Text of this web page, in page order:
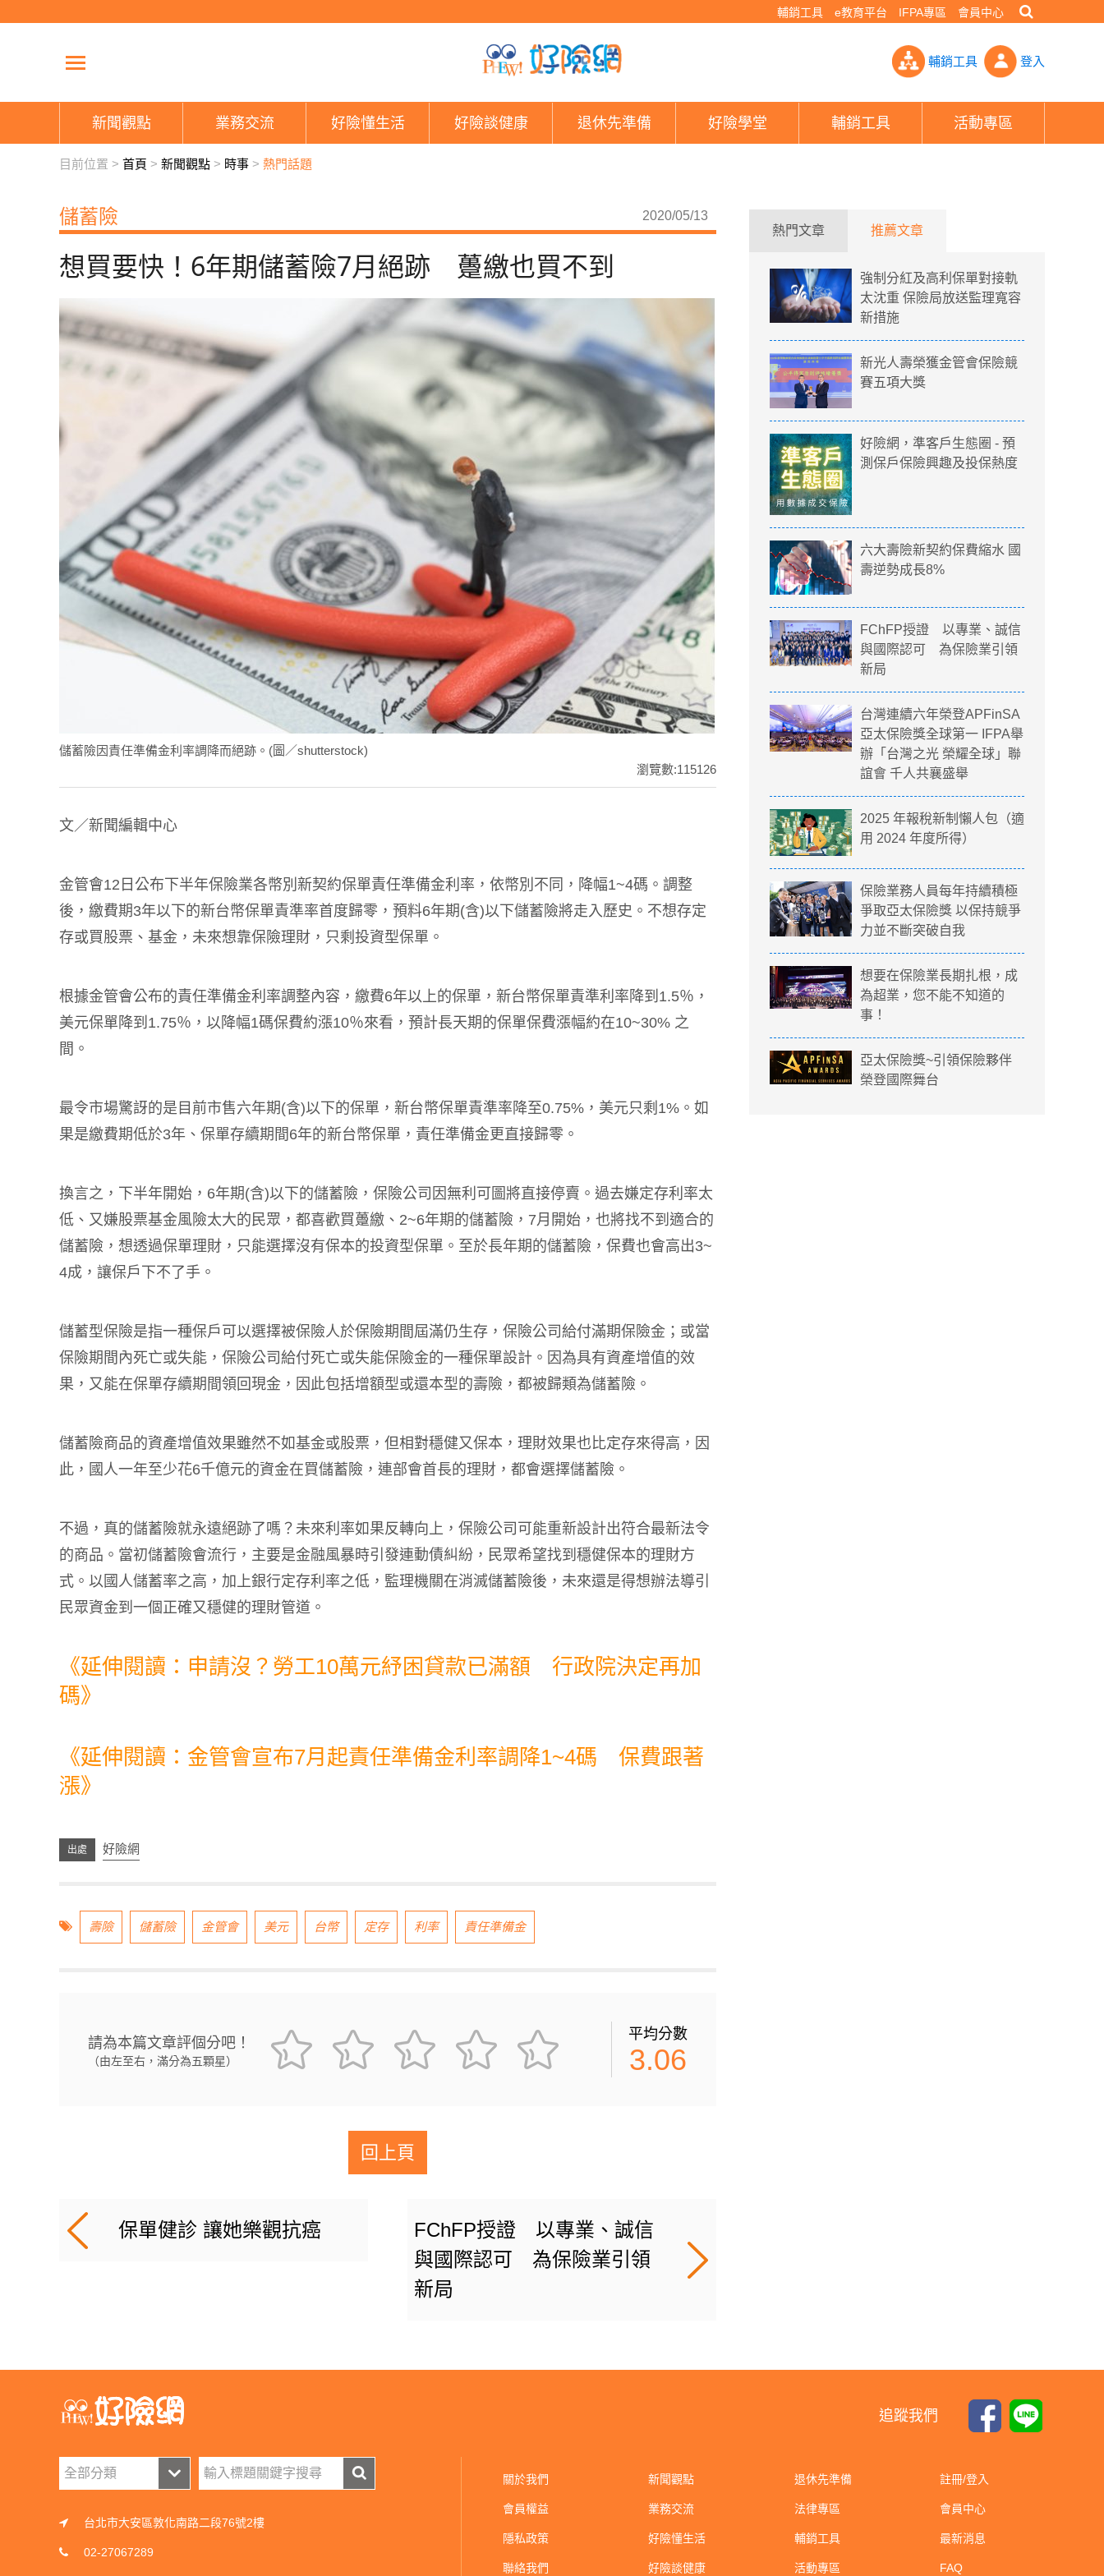
輔銷工具 e教育平台 IFPA專區 會員中心
想買要快！6年期儲蓄險7月絕跡 躉繳也買不到- PHEW!好險網
輔銷工具 登入
新聞觀點 業務交流 好險懂生活 好險談健康 退休先準備 好險學堂 輔銷工具 活動專區
目前位置 > 首頁 > 新聞觀點 > 時事 > 熱門話題
儲蓄險 2020/05/13
想買要快！6年期儲蓄險7月絕跡 躉繳也買不到
儲蓄險因責任準備金利率調降而絕跡。(圖／shutterstock)
瀏覽數:115126
文／新聞編輯中心
金管會12日公布下半年保險業各幣別新契約保單責任準備金利率，依幣別不同，降幅1~4碼。調整
後，繳費期3年以下的新台幣保單責準率首度歸零，預料6年期(含)以下儲蓄險將走入歷史。不想存定
存或買股票、基金，未來想靠保險理財，只剩投資型保單。
根據金管會公布的責任準備金利率調整內容，繳費6年以上的保單，新台幣保單責準利率降到1.5％，
美元保單降到1.75％，以降幅1碼保費約漲10％來看，預計長天期的保單保費漲幅約在10~30% 之
間。
最令市場驚訝的是目前市售六年期(含)以下的保單，新台幣保單責準率降至0.75%，美元只剩1%。如
果是繳費期低於3年、保單存續期間6年的新台幣保單，責任準備金更直接歸零。
換言之，下半年開始，6年期(含)以下的儲蓄險，保險公司因無利可圖將直接停賣。過去嫌定存利率太
低、又嫌股票基金風險太大的民眾，都喜歡買躉繳、2~6年期的儲蓄險，7月開始，也將找不到適合的
儲蓄險，想透過保單理財，只能選擇沒有保本的投資型保單。至於長年期的儲蓄險，保費也會高出3~
4成，讓保戶下不了手。
儲蓄型保險是指一種保戶可以選擇被保險人於保險期間屆滿仍生存，保險公司給付滿期保險金；或當
保險期間內死亡或失能，保險公司給付死亡或失能保險金的一種保單設計。因為具有資產增值的效
果，又能在保單存續期間領回現金，因此包括增額型或還本型的壽險，都被歸類為儲蓄險。
儲蓄險商品的資產增值效果雖然不如基金或股票，但相對穩健又保本，理財效果也比定存來得高，因
此，國人一年至少花6千億元的資金在買儲蓄險，連部會首長的理財，都會選擇儲蓄險。
不過，真的儲蓄險就永遠絕跡了嗎？未來利率如果反轉向上，保險公司可能重新設計出符合最新法令
的商品。當初儲蓄險會流行，主要是金融風暴時引發連動債糾紛，民眾希望找到穩健保本的理財方
式。以國人儲蓄率之高，加上銀行定存利率之低，監理機關在消滅儲蓄險後，未來還是得想辦法導引
民眾資金到一個正確又穩健的理財管道。
《延伸閱讀：申請沒？勞工10萬元紓困貸款已滿額 行政院決定再加
碼》
《延伸閱讀：金管會宣布7月起責任準備金利率調降1~4碼 保費跟著
漲》
好險網
壽險 儲蓄險 金管會 美元 台幣 定存 利率 責任準備金
請為本篇文章評個分吧！
（由左至右，滿分為五顆星）
平均分數
3.06
回上頁
保單健診 讓她樂觀抗癌
FChFP授證 以專業、誠信
與國際認可 為保險業引領
新局
熱門文章 推薦文章
強制分紅及高利保單對接軌
太沈重 保險局放送監理寬容
新措施
新光人壽榮獲金管會保險競
賽五項大獎
好險網，準客戶生態圈 - 預
測保戶保險興趣及投保熱度
六大壽險新契約保費縮水 國
壽逆勢成長8%
FChFP授證 以專業、誠信
與國際認可 為保險業引領
新局
台灣連續六年榮登APFinSA
亞太保險獎全球第一 IFPA舉
辦「台灣之光 榮耀全球」聯
誼會 千人共襄盛舉
2025 年報稅新制懶人包（適
用 2024 年度所得）
保險業務人員每年持續積極
爭取亞太保險獎 以保持競爭
力並不斷突破自我
想要在保險業長期扎根，成
為超業，您不能不知道的
事！
亞太保險獎~引領保險夥伴
榮登國際舞台
追蹤我們
台北市大安區敦化南路二段76號2樓
02-27067289
關於我們
會員權益
隱私政策
聯絡我們
新聞觀點
業務交流
好險懂生活
好險談健康
退休先準備
法律專區
輔銷工具
活動專區
註冊/登入
會員中心
最新消息
FAQ